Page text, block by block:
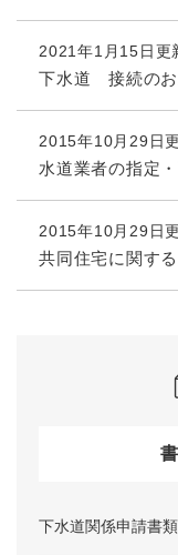
2021年1月15日更
下水道 接続のお
2015年10月29日
水道業者の指定
2015年10月29日
共同住宅に関す
下水道関係申請書